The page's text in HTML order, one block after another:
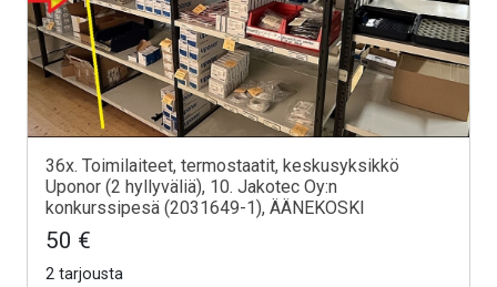
36x. Toimilaiteet, termostaatit, keskusyksikkö
Uponor (2 hyllyväliä), 10. Jakotec Oy:n
konkurssipesä (2031649-1), ÄÄNEKOSKI
50 €
2 tarjousta